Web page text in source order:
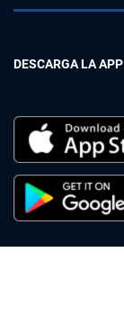
DESCARGA LA APP